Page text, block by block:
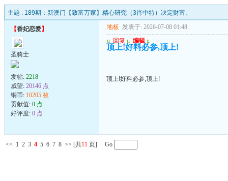
主题 : 189期：新澳门【致富万家】精心研究（3肖中特）决定财富、
【香妃恋爱】
圣骑士
发帖: 2218
威望: 20146 点
铜币: 10205 枚
贡献值: 0 点
好评度: 0 点
地板 发表于: 2026-07-08 01:48
u 回复 u 编辑 u
顶上!好料必参,顶上!
顶上!好料必参,顶上!
<< 1 2 3 4 5 6 7 8 >> [共11 页] Go